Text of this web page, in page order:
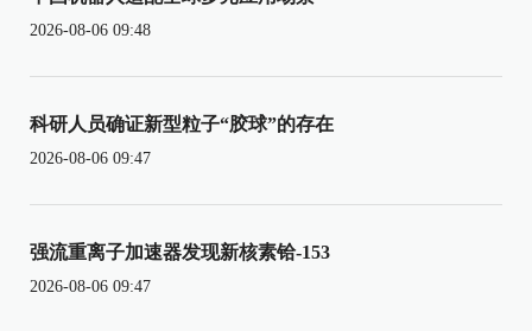
2026-08-06 09:48
科研人员确证新型粒子“胶球”的存在
2026-08-06 09:47
强流重离子加速器发现新核素铪-153
2026-08-06 09:47